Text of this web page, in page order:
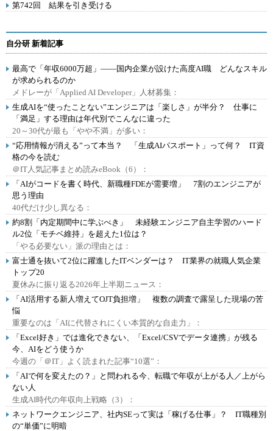
第742回 結果を引き受ける
自分研 新着記事
最高で「年収6000万超」――国内企業が設けた高度AI職 どんなスキル
が求められるのか
メドレーが「Applied AI Developer」人材募集：
生成AIを“使ったことない”エンジニアは「楽しさ」が半分？ 仕事に
「満足」する理由は年代別でこんなに違った
20～30代が最も「やや不満」が多い：
“応用情報が消える”って本当？ 「生成AIパスポート」って何？ IT資
格の今を読む
＠IT人気記事まとめ読みeBook（6）：
「AIがコードを書く時代、新職種FDEが需要増」 7割のエンジニアが
思う理由
40代だけ少し異なる：
約8割「内定期間中に学ぶべき」 未経験エンジニア自主学習のハード
ル2位「モチベ維持」を超えた1位は？
「やる必要ない」派の理由とは：
富士通を抜いて2位に躍進したITベンダーは？ IT業界の就職人気企業
トップ20
夏休みに振り返る2026年上半期ニュース：
「AI活用する新人増えてOJT負担増」 複数の調査で露呈した現場の苦
悩
重要なのは「AIに代替されにくい本質的な自走力」：
「Excel好き」では進化できない、「Excel/CSVでデータ連携」が残る
今、AIをどう使うか
今週の「＠IT」よく読まれた記事“10選”：
「AIで何を変えたの？」と問われる今、転職で年収が上がる人／上がら
ない人
生成AI時代の年収向上戦略（3）：
ネットワークエンジニア、社内SEって実は「稼げる仕事」？ IT職種別
の“単価”に明暗